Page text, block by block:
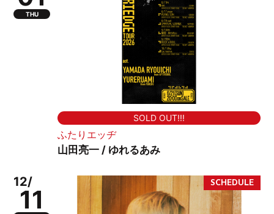
THU
SOLD OUT!!!
ふたりエッヂ
山田亮一 / ゆれるあみ
12/
11